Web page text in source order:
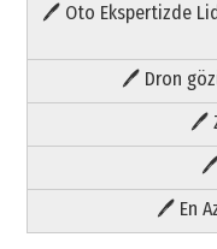
🖊 Oto Ekspertizde
🖊 Dron
🖊
🖊
🖊 En